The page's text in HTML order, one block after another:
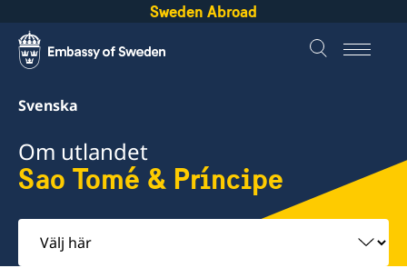
Sweden Abroad
Svenska
Om utlandet
Sao Tomé & Príncipe
Välj
här